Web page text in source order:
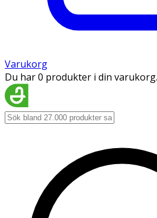
Varukorg
Du har 0 produkter i din varukorg.